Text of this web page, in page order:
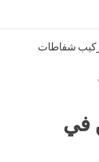
شفاطات
في